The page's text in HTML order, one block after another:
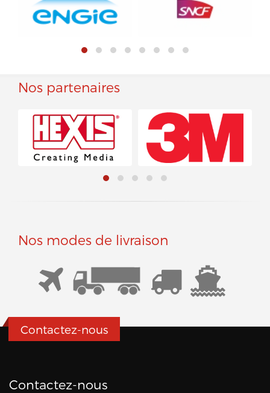
Nos partenaires
Nos modes de livraison
Contactez-nous
Contactez-nous